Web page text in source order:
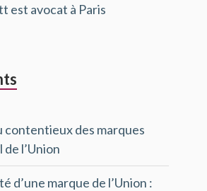
est avocat à Paris
contentieux des marques
l’Union
d’une marque de l’Union :